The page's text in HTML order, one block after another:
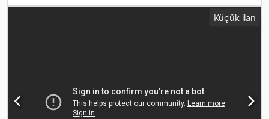
yükleme alanı yüksekliği:1.224 mm, yükleme alanı hacmi:41 m³,
, Boş ağırlık:
şu adreste bulabilirsiniz: [Web sitesi adresi]. Finansman talep
ediyor musunuz? Sunduğumuz Katma Değerli Hizmetler ile size
Küçük ilan